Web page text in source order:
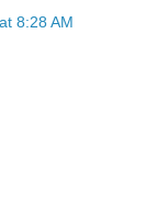
8:28 AM